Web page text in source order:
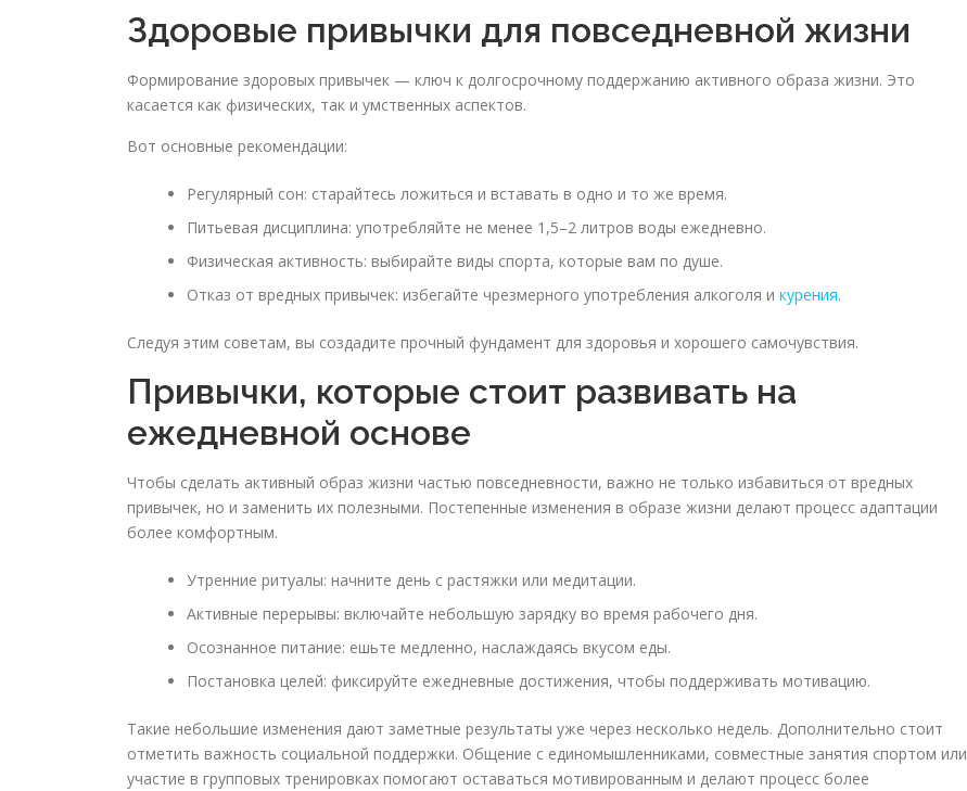
Здоровые привычки для повседневной жизни
Формирование здоровых привычек — ключ к долгосрочному поддержанию активного образа жизни. Это
касается как физических, так и умственных аспектов.
Вот основные рекомендации:
Регулярный сон: старайтесь ложиться и вставать в одно и то же время.
Питьевая дисциплина: употребляйте не менее 1,5–2 литров воды ежедневно.
Физическая активность: выбирайте виды спорта, которые вам по душе.
Отказ от вредных привычек: избегайте чрезмерного употребления алкоголя и курения.
Следуя этим советам, вы создадите прочный фундамент для здоровья и хорошего самочувствия.
Привычки, которые стоит развивать на
ежедневной основе
Чтобы сделать активный образ жизни частью повседневности, важно не только избавиться от вредных
привычек, но и заменить их полезными. Постепенные изменения в образе жизни делают процесс адаптации
более комфортным.
Утренние ритуалы: начните день с растяжки или медитации.
Активные перерывы: включайте небольшую зарядку во время рабочего дня.
Осознанное питание: ешьте медленно, наслаждаясь вкусом еды.
Постановка целей: фиксируйте ежедневные достижения, чтобы поддерживать мотивацию.
Такие небольшие изменения дают заметные результаты уже через несколько недель. Дополнительно стоит
отметить важность социальной поддержки. Общение с единомышленниками, совместные занятия спортом или
участие в групповых тренировках помогают оставаться мотивированным и делают процесс более